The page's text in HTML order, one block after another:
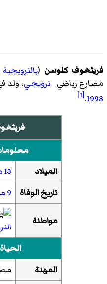
فريثغوف كلوسن (
مصارع رياضي نرويجي، ولد
1998
.
[1]
الميلاد
13 مارس
تاريخ الوفاة
9 مايو
مواطنة
المهنة